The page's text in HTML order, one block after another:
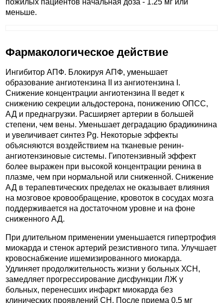
меньше.
Фармакологическое действие
Ингибитор АПФ. Блокируя АПФ, уменьшает
образование ангиотензина II из ангиотензина I.
Снижение концентрации ангиотензина II ведет к
снижению секреции альдостерона, понижению ОПСС,
АД и преднагрузки. Расширяет артерии в большей
степени, чем вены. Уменьшает деградацию брадикинина
и увеличивает синтез Pg. Некоторые эффекты
объясняются воздействием на тканевые ренин-
ангиотензиновые системы. Гипотензивный эффект
более выражен при высокой концентрации ренина в
плазме, чем при нормальной или сниженной. Снижение
АД в терапевтических пределах не оказывает влияния
на мозговое кровообращение, кровоток в сосудах мозга
поддерживается на достаточном уровне и на фоне
сниженного АД.
При длительном применении уменьшается гипертрофия
миокарда и стенок артерий резистивного типа. Улучшает
кровоснабжение ишемизированного миокарда.
Удлиняет продолжительность жизни у больных ХСН,
замедляет прогрессирование дисфункции ЛЖ у
больных, перенесших инфаркт миокарда без
клинических проявлений СН. После приема 0.5 мг